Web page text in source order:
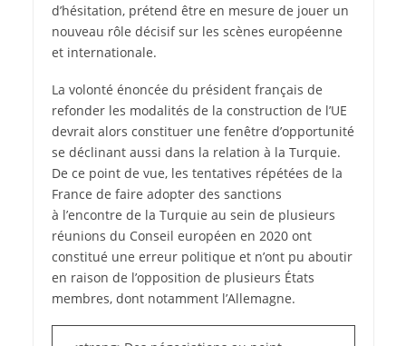
d’hésitation, prétend être en mesure de jouer un
nouveau rôle décisif sur les scènes européenne
et internationale.
La volonté énoncée du président français de
refonder les modalités de la construction de l’UE
devrait alors constituer une fenêtre d’opportunité
se déclinant aussi dans la relation à la Turquie.
De ce point de vue, les tentatives répétées de la
France de faire adopter des sanctions
à l’encontre de la Turquie au sein de plusieurs
réunions du Conseil européen en 2020 ont
constitué une erreur politique et n’ont pu aboutir
en raison de l’opposition de plusieurs États
membres, dont notamment l’Allemagne.